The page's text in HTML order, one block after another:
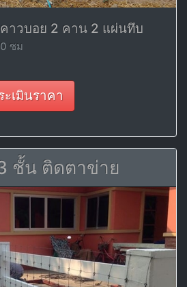
าวบอย 2 คาน 2 แผ่นทึบ
ซม
เมินราคา
ชั้น ติดตาข่าย